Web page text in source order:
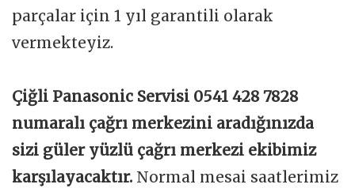
parçalar için 1 yıl garantili olarak
vermekteyiz.
Çiğli Panasonic Servisi 0541 428 7828
numaralı çağrı merkezini aradığınızda
sizi güler yüzlü çağrı merkezi ekibimiz
karşılayacaktır. Normal mesai saatlerimiz